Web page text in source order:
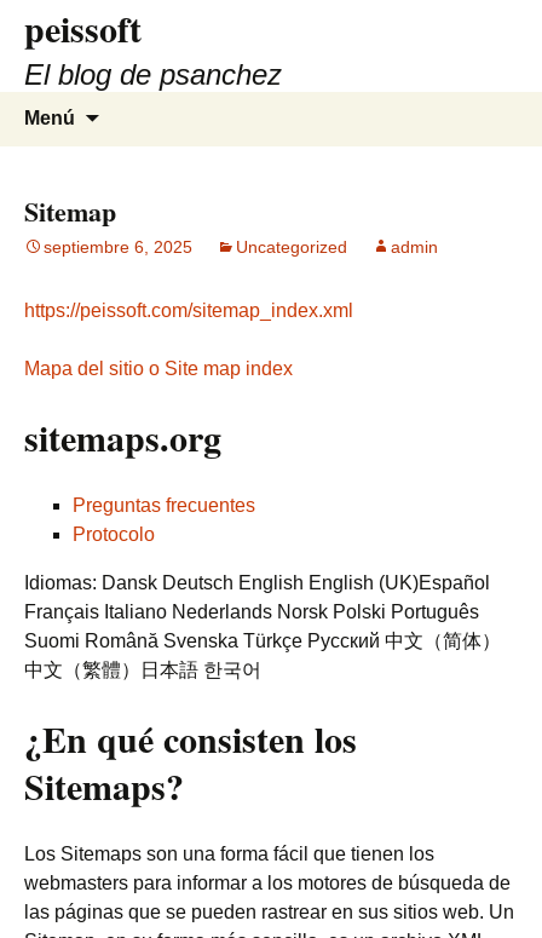
contenido
peissoft
El blog de psanchez
Menú
Sitemap
septiembre 6, 2025 Uncategorized admin
https://peissoft.com/sitemap_index.xml
Mapa del sitio o Site map index
sitemaps.org
Preguntas frecuentes
Protocolo
Idiomas: Dansk Deutsch English English (UK)Español
Français Italiano Nederlands Norsk Polski Português
Suomi Română Svenska Türkçe Русский 中文（简体）
中文（繁體）日本語 한국어
¿En qué consisten los
Sitemaps?
Los Sitemaps son una forma fácil que tienen los
webmasters para informar a los motores de búsqueda de
las páginas que se pueden rastrear en sus sitios web. Un